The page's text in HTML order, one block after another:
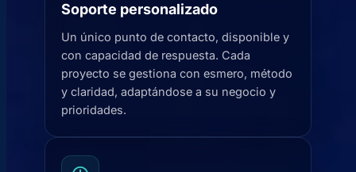
Soporte personalizado
Un único punto de contacto, disponible y
con capacidad de respuesta. Cada
proyecto se gestiona con esmero, método
y claridad, adaptándose a su negocio y
prioridades.